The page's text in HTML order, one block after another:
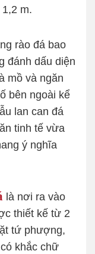
m.
rào đá bao
đánh dấu diện
mồ và ngăn
bên ngoài kể
lan can đá
tinh tế vừa
ý nghĩa
là nơi ra vào
thiết kế từ 2
tứ phượng,
khắc chữ